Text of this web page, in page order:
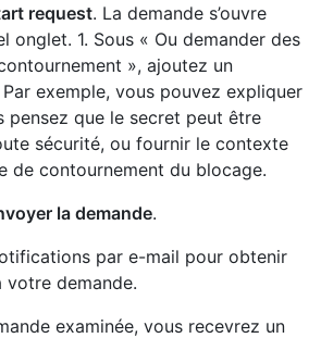
request. La demande s’ouvre
onglet. 1. Sous « Ou demander des
», ajoutez un
exemple, vous pouvez expliquer
pensez que le secret peut être
sécurité, ou fournir le contexte
de contournement du blocage.
la demande.
par e-mail pour obtenir
votre demande.
examinée, vous recevrez un